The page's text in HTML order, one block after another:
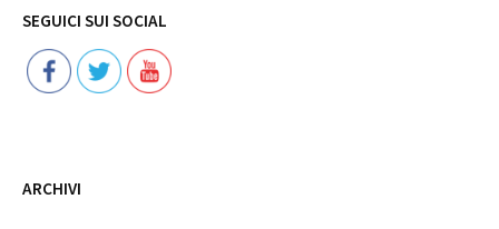
SEGUICI SUI SOCIAL
ARCHIVI